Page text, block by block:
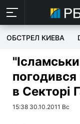
ОБСТРЕЛ КИЕВА
в Секторі
15:38 30.10.2011 Вс